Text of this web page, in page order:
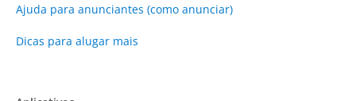
Ajuda para anunciantes (como anunciar)
Dicas para alugar mais